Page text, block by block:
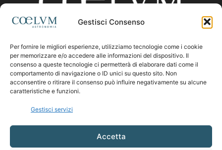
Gestisci Consenso
Per fornire le migliori esperienze, utilizziamo tecnologie come i cookie
per memorizzare e/o accedere alle informazioni del dispositivo. Il
consenso a queste tecnologie ci permetterà di elaborare dati come il
comportamento di navigazione o ID unici su questo sito. Non
acconsentire o ritirare il consenso può influire negativamente su alcune
caratteristiche e funzioni.
Gestisci servizi
Accetta
CHI SIAMO
Contattaci:coelumastro@coelum.com